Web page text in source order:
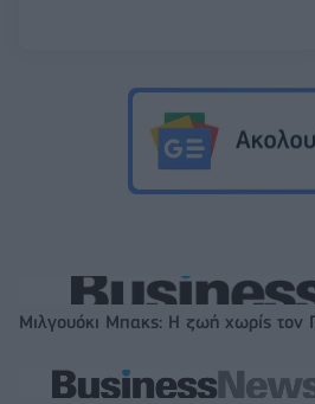
Μιλγουόκι Μπακς: Η ζωή χωρίς τον